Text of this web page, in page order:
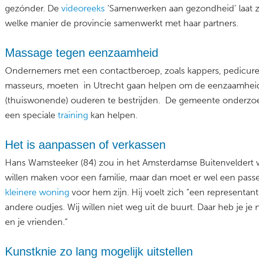
gezónder. De videoreeks ‘Samenwerken aan gezondheid’ laat
welke manier de provincie samenwerkt met haar partners.
Massage tegen eenzaamheid
Ondernemers met een contactberoep, zoals kappers,
masseurs, moeten in Utrecht gaan helpen om de
(thuiswonende) ouderen te bestrijden. De gemeente
een speciale training kan helpen.
Het is aanpassen of verkassen
Hans Wamsteeker (84) zou in het Amsterdamse Buitenveldert
willen maken voor een familie, maar dan moet er wel een
kleinere woning voor hem zijn. Hij voelt zich “een
andere oudjes. Wij willen niet weg uit de buurt. Daar heb je je
en je vrienden.”
Kunstknie zo lang mogelijk uitstellen